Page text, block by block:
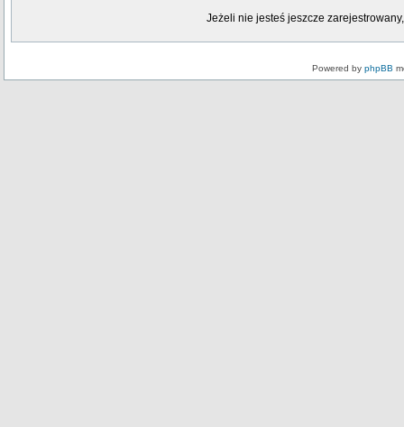
Jeżeli nie jesteś jeszcze
Powered by phpBB